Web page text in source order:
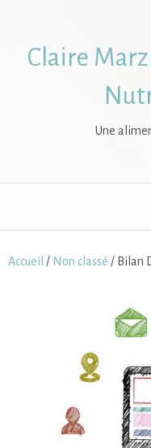
contentClaire
Une
Accueil / Non classé / Bilan